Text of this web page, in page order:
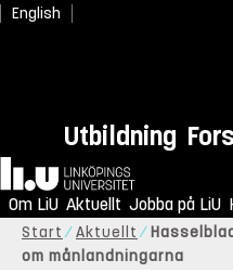
English
Utbildning
Hem
Om LiU Aktuellt Jobba på LiU
Start Aktuellt
om månlandningarna